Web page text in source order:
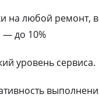
на любой ремонт,
— до 10%
уровень сервиса.